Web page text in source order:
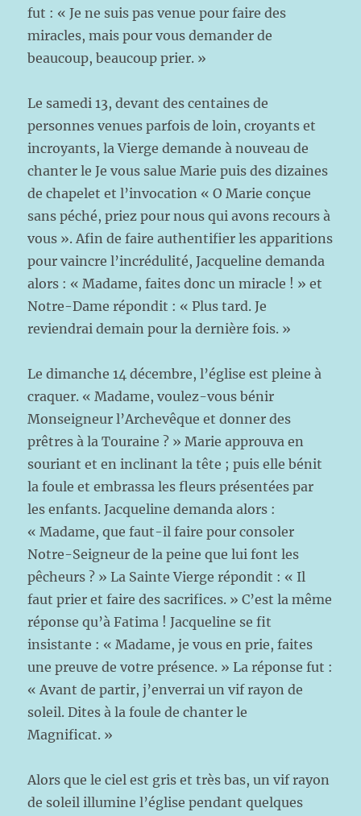
fut : « Je ne suis pas venue pour faire des
miracles, mais pour vous demander de
beaucoup, beaucoup prier. »
Le samedi 13, devant des centaines de
personnes venues parfois de loin, croyants et
incroyants, la Vierge demande à nouveau de
chanter le Je vous salue Marie puis des dizaines
de chapelet et l’invocation « O Marie conçue
sans péché, priez pour nous qui avons recours à
vous ». Afin de faire authentifier les apparitions
pour vaincre l’incrédulité, Jacqueline demanda
alors : « Madame, faites donc un miracle ! » et
Notre-Dame répondit : « Plus tard. Je
reviendrai demain pour la dernière fois. »
Le dimanche 14 décembre, l’église est pleine à
craquer. « Madame, voulez-vous bénir
Monseigneur l’Archevêque et donner des
prêtres à la Touraine ? » Marie approuva en
souriant et en inclinant la tête ; puis elle bénit
la foule et embrassa les fleurs présentées par
les enfants. Jacqueline demanda alors :
« Madame, que faut-il faire pour consoler
Notre-Seigneur de la peine que lui font les
pêcheurs ? » La Sainte Vierge répondit : « Il
faut prier et faire des sacrifices. » C’est la même
réponse qu’à Fatima ! Jacqueline se fit
insistante : « Madame, je vous en prie, faites
une preuve de votre présence. » La réponse fut :
« Avant de partir, j’enverrai un vif rayon de
soleil. Dites à la foule de chanter le
Magnificat. »
Alors que le ciel est gris et très bas, un vif rayon
de soleil illumine l’église pendant quelques